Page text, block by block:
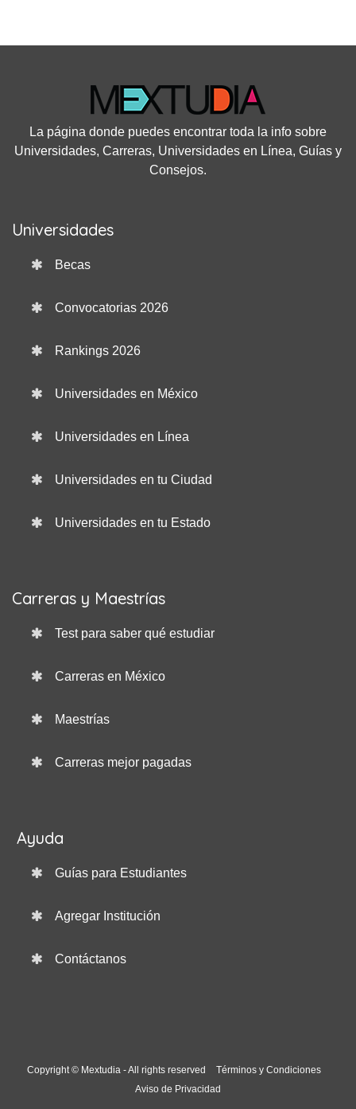
La página donde puedes encontrar toda la info sobre
Universidades, Carreras, Universidades en Línea, Guías y
Consejos.
Universidades
Becas
Convocatorias 2026
Rankings 2026
Universidades en México
Universidades en Línea
Universidades en tu Ciudad
Universidades en tu Estado
Carreras y Maestrías
Test para saber qué estudiar
Carreras en México
Maestrías
Carreras mejor pagadas
Ayuda
Guías para Estudiantes
Agregar Institución
Contáctanos
Copyright © Mextudia - All rights reserved
Términos y Condiciones
Aviso de Privacidad